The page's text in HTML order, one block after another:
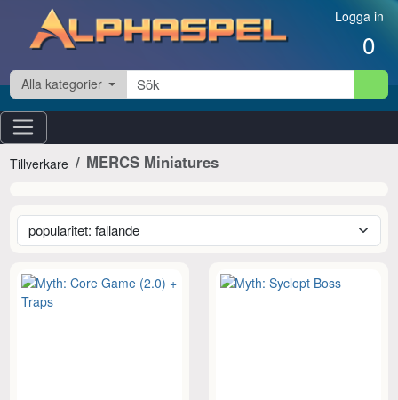
Hoppa till innehåll Logga in
0
Alla kategorier
Tillverkare MERCS Miniatures